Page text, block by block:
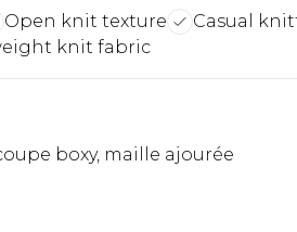
Open knit texture
Casual
knit fabric
boxy, maille ajourée